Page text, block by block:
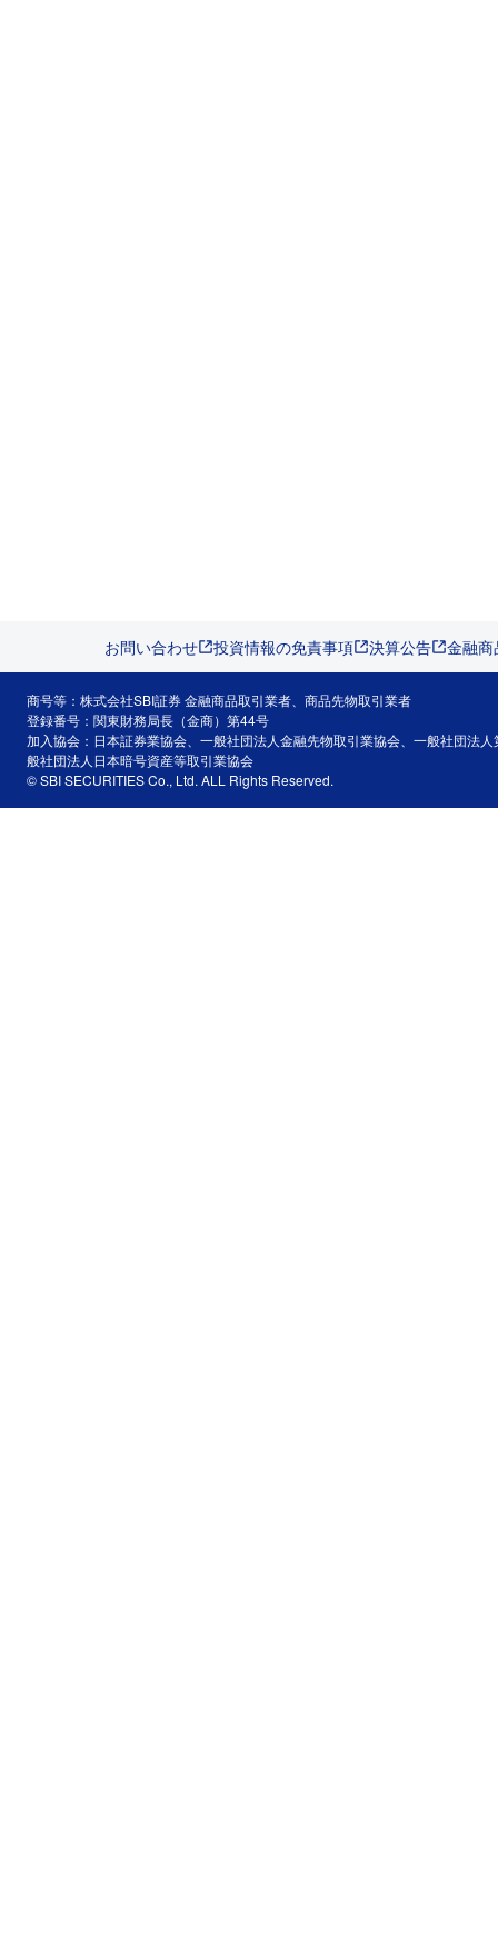
お問い合わせ 投資情報の免責事項 決算公告 金融
商号等：株式会社SBI証券 金融商品取引業者、商品先物取引業者
登録番号：関東財務局長（金商）第44号
加入協会：日本証券業協会、一般社団法人金融先物取引業協会、一般社団法
般社団法人日本暗号資産等取引業協会
© SBI SECURITIES Co., Ltd. ALL Rights Reserved.